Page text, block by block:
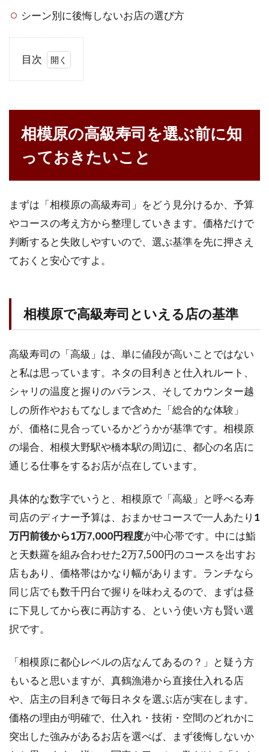
シーン別に後悔しないお店の選び方
目次
の
高
級
寿
司
選
前
に
っ
き
た
い
と
1.1
相模
原で
高級
寿司
とい
える
店の
1.2
おま
かせ
コー
スの
と内
容の
目安
ーと
個
どち
らを
か
相模原の高級寿司を選ぶ前に知
っておきたいこと
まずは「相模原の高級寿司」をどう見分けるか、予算
やコースの考え方から整理していきます。価格だけで
判断すると失敗しやすいので、選ぶ基準を先に押さえ
ておくと安心ですよ。
相模原で高級寿司といえる店の基準
高級寿司の「高級」は、単に値段が高いことではない
と私は思っています。ネタの目利きと仕入れルート、
シャリの温度と握りのバランス、そしてカウンター越
しの所作やおもてなしまで含めた「総合的な体験」
が、価格に見合っているかどうかが基準です。相模原
の場合、相模大野駅や橋本駅の周辺に、都心の名店に
通じる仕事をするお店が点在しています。
具体的な数字でいうと、相模原で「高級」と呼べる寿
司店のディナー予算は、おまかせコースで一人あたり 1
万円前後から1万7,000円程度が中心帯です。中には鮨
と天麩羅を組み合わせた2万7,500円のコースを出すお
店もあり、価格帯はかなり幅があります。ランチなら
同じ店でも数千円台で握りを味わえるので、まずは昼
に下見してから夜に再訪する、という使い方も賢い選
択です。
「相模原に都心レベルの店なんてあるの？」と疑う方
もいると思いますが、真鶴漁港から直接仕入れる店
や、店主の目利きで毎日ネタを選ぶ店が実在します。
価格の理由が明確で、仕入れ・技術・空間のどれかに
突出した強みがあるお店を選べば、まず後悔しないか